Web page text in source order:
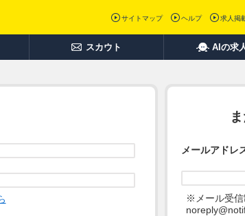
サイトマップ ヘルプ 求人掲
スカウト AIの求
メールアドレ
※メール受信